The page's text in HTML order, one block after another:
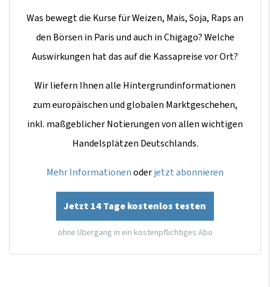
Was bewegt die Kurse für Weizen, Mais, Soja, Raps an
den Börsen in Paris und auch in Chigago? Welche
Auswirkungen hat das auf die Kassapreise vor Ort?
Wir liefern Ihnen alle Hintergrundinformationen
zum europäischen und globalen Marktgeschehen,
inkl. maßgeblicher Notierungen von allen wichtigen
Handelsplätzen Deutschlands.
Mehr Informationenoderjetzt abonnieren
Jetzt 14 Tage kostenlos testen
ohne Übergang in ein kostenpflichtiges Abo